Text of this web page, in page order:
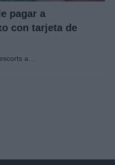
pagar a
con tarjeta de
a…